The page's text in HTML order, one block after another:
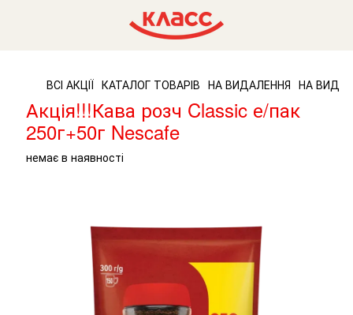
ВСІ АКЦІЇ КАТАЛОГ ТОВАРІВ НА ВИДАЛЕННЯ НА
Акція!!!Кава розч Classic е/пак
250г+50г Nescafe
немає в наявності